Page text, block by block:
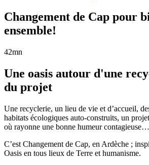
Changement de Cap pour
ensemble!
42mn
Une oasis autour d'une
du projet
Une recyclerie, un lieu de vie et d’accueil,
habitats écologiques auto-construits, un
où rayonne une bonne humeur contagieuse…
C’est Changement de Cap, en Ardèche ;
Oasis en tous lieux de Terre et humanisme.